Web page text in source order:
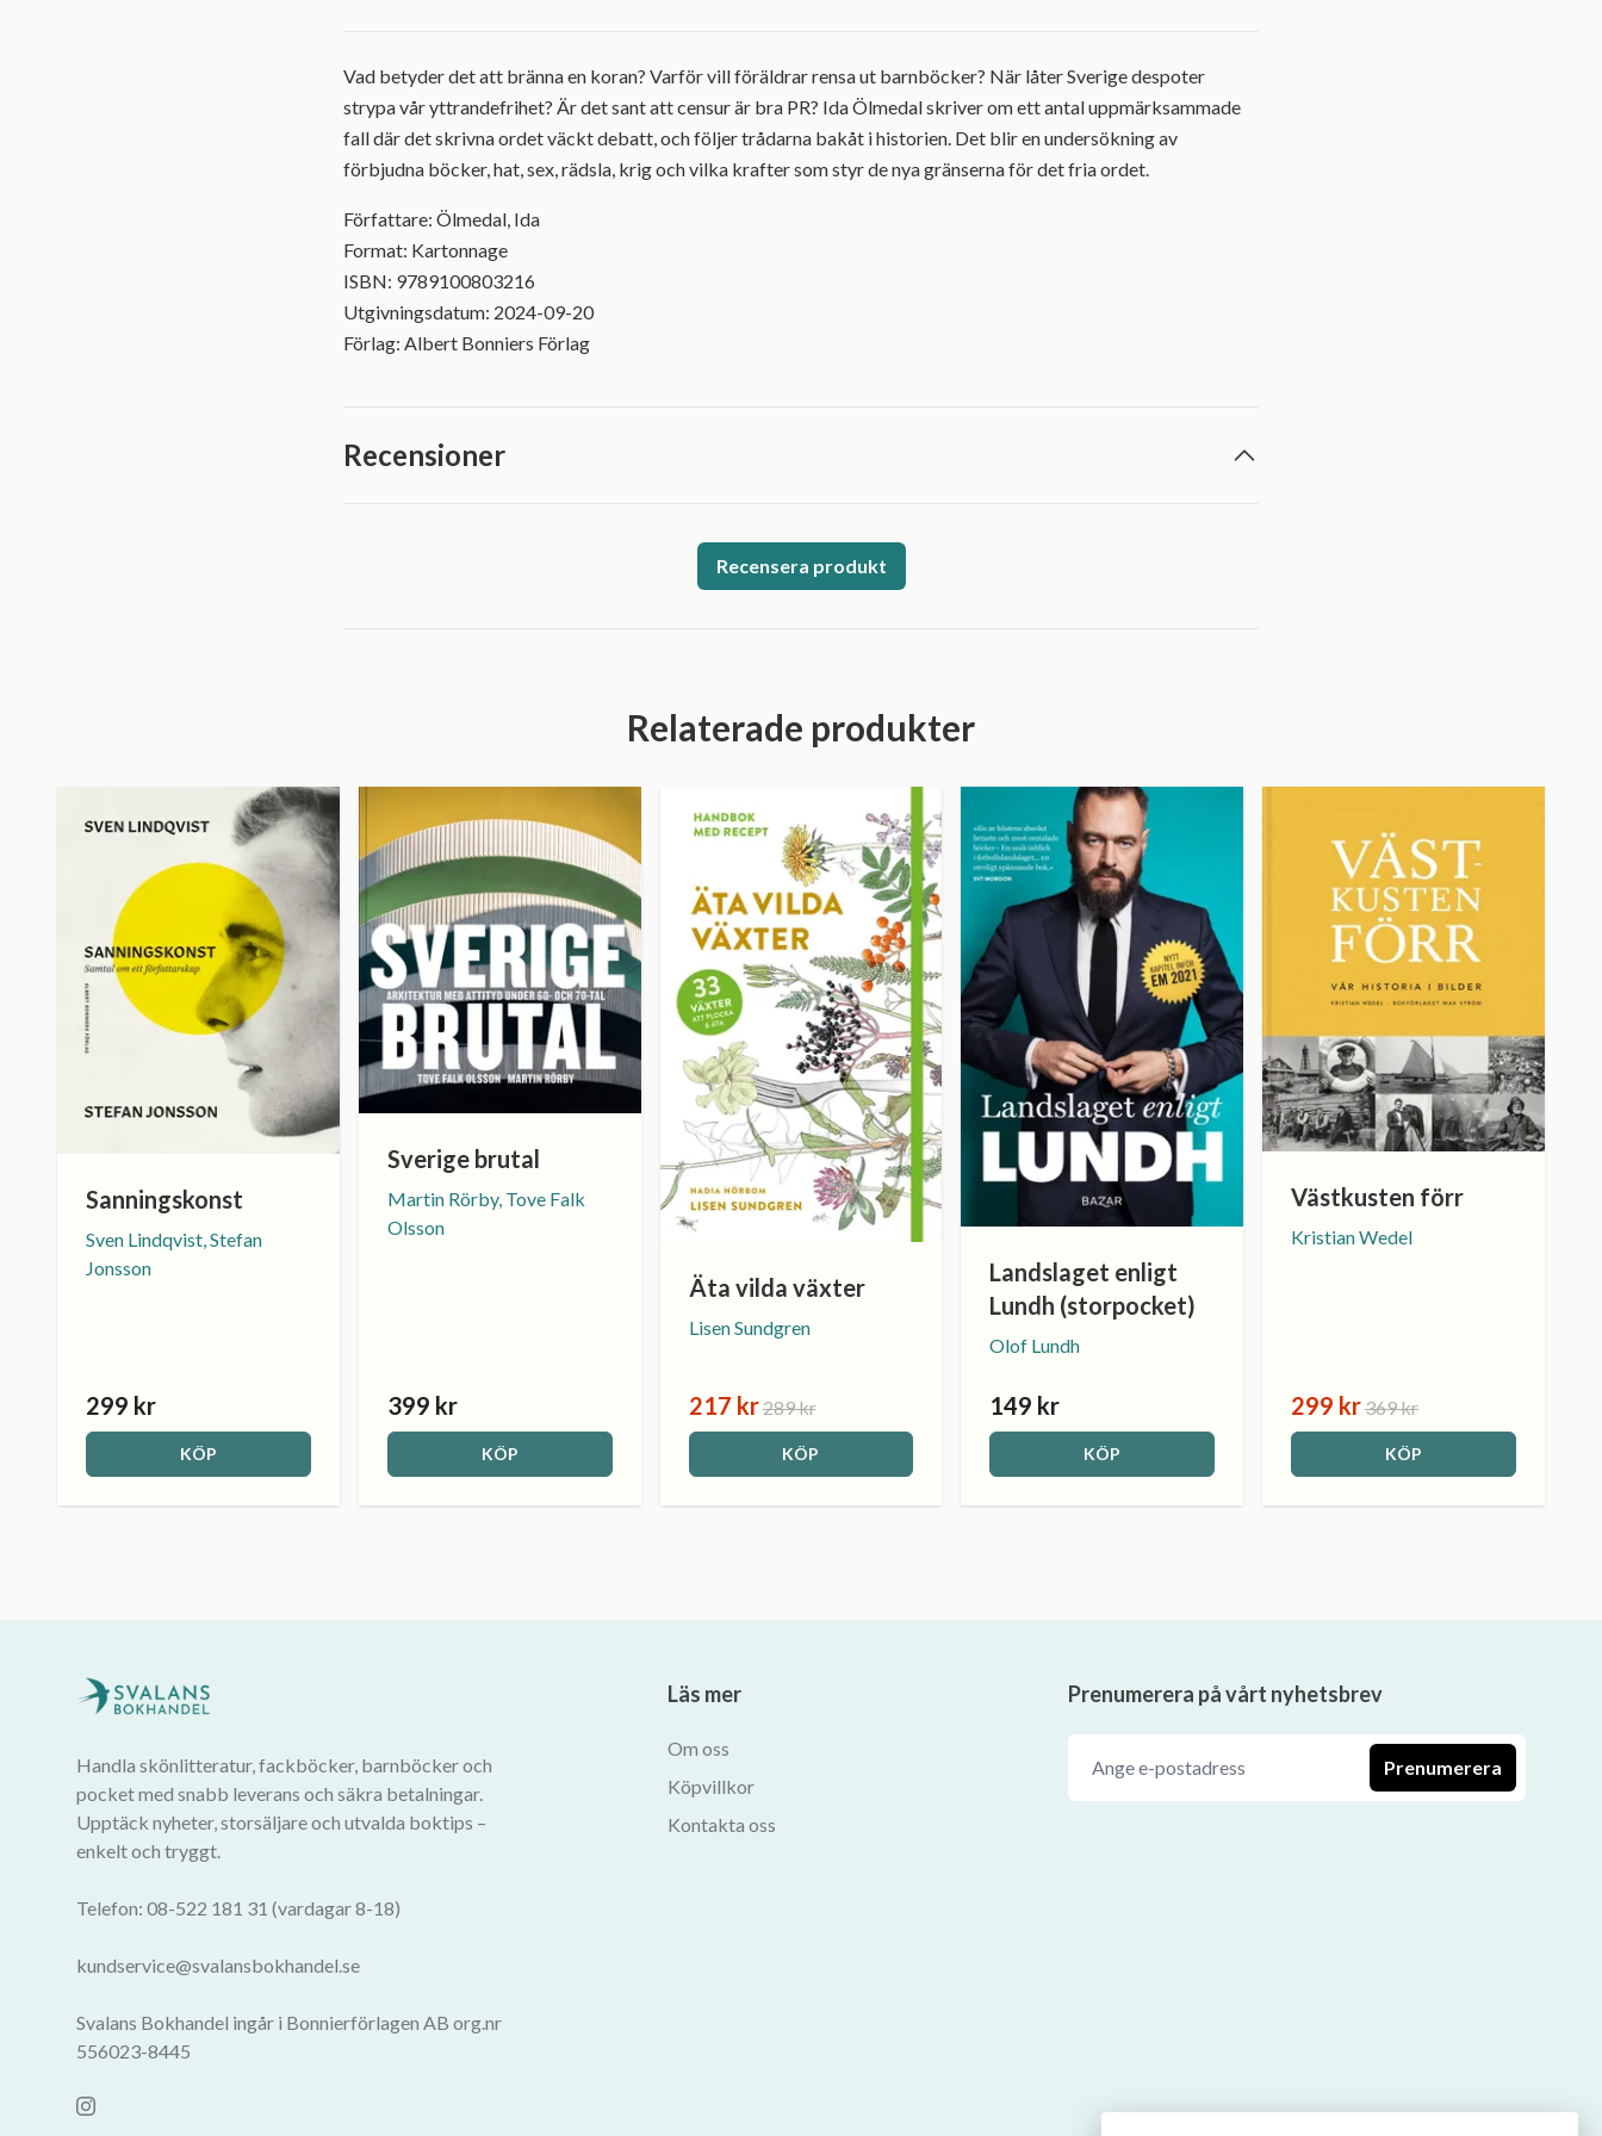
Vad betyder det att bränna en koran? Varför vill föräldrar rensa ut barnböcker? När låter Sverige despoter
strypa vår yttrandefrihet? Är det sant att censur är bra PR? Ida Ölmedal skriver om ett antal uppmärksammade
fall där det skrivna ordet väckt debatt, och följer trådarna bakåt i historien. Det blir en undersökning av
förbjudna böcker, hat, sex, rädsla, krig och vilka krafter som styr de nya gränserna för det fria ordet.
Författare: Ölmedal, Ida
Format: Kartonnage
ISBN: 9789100803216
Utgivningsdatum: 2024-09-20
Förlag: Albert Bonniers Förlag
Recensioner
Recensera produkt
Relaterade produkter
Sanningskonst
Sven Lindqvist, Stefan
Jonsson
299 kr
KÖP
Sverige brutal
Martin Rörby, Tove Falk
Olsson
399 kr
KÖP
Äta vilda växter
Lisen Sundgren
217 kr289 kr
KÖP
Landslaget enligt
Lundh (storpocket)
Olof Lundh
149 kr
KÖP
Västkusten förr
Kristian Wedel
299 kr369 kr
KÖP
Handla skönlitteratur, fackböcker, barnböcker och
pocket med snabb leverans och säkra betalningar.
Upptäck nyheter, storsäljare och utvalda boktips –
enkelt och tryggt.
Telefon: 08-522 181 31 (vardagar 8-18)
kundservice@svalansbokhandel.se
Svalans Bokhandel ingår i Bonnierförlagen AB org.nr
556023-8445
Läs mer
Om oss
Köpvillkor
Kontakta oss
Prenumerera på vårt nyhetsbrev
Prenumerera